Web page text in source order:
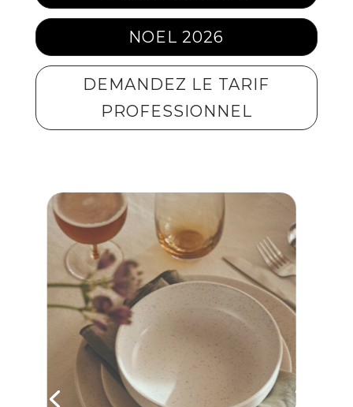
NOEL 2026
DEMANDEZ LE TARIF
PROFESSIONNEL